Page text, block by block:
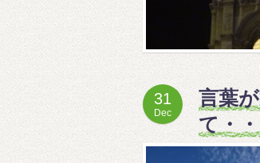
31
Dec
言葉
て・・